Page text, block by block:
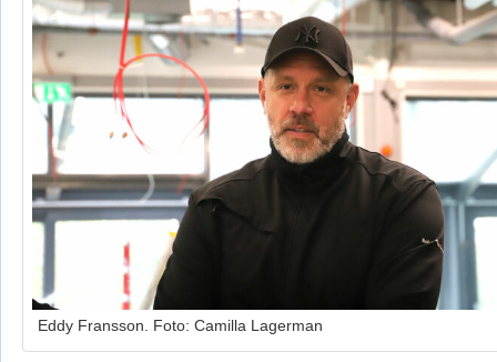
Eddy Fransson. Foto: Camilla Lagerman